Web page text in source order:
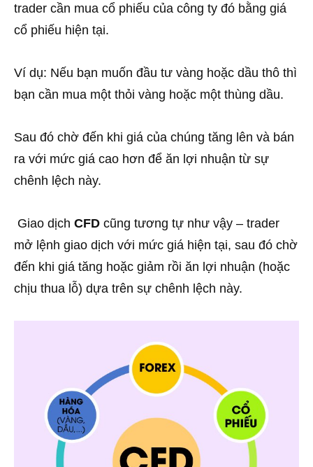
trader cần mua cổ phiếu của công ty đó bằng giá
cổ phiếu hiện tại.
Ví dụ: Nếu bạn muốn đầu tư vàng hoặc dầu thô thì
bạn cần mua một thỏi vàng hoặc một thùng dầu.
Sau đó chờ đến khi giá của chúng tăng lên và bán
ra với mức giá cao hơn để ăn lợi nhuận từ sự
chênh lệch này.
Giao dịch CFD cũng tương tự như vậy – trader
mở lệnh giao dịch với mức giá hiện tại, sau đó chờ
đến khi giá tăng hoặc giảm rồi ăn lợi nhuận (hoặc
chịu thua lỗ) dựa trên sự chênh lệch này.